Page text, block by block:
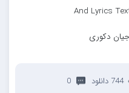
And Lyrics
744 دانلود 0